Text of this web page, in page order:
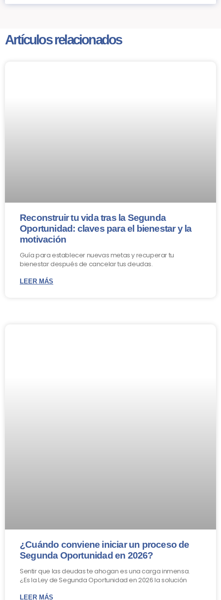
Artículos relacionados
Reconstruir tu vida tras la Segunda
Oportunidad: claves para el bienestar y la
motivación
Guía para establecer nuevas metas y recuperar tu
bienestar después de cancelar tus deudas.
LEER MÁS
¿Cuándo conviene iniciar un proceso de
Segunda Oportunidad en 2026?
Sentir que las deudas te ahogan es una carga inmensa.
¿Es la Ley de Segunda Oportunidad en 2026 la solución
LEER MÁS